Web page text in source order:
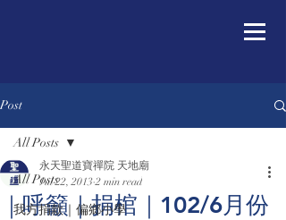
Post
All Posts
我方捐款｜偏鄉小學
All Posts
｜呼籲｜捐棺｜102/6月份
永天聖道寶禪院 天地廟
Jul 22, 2013 2 min read